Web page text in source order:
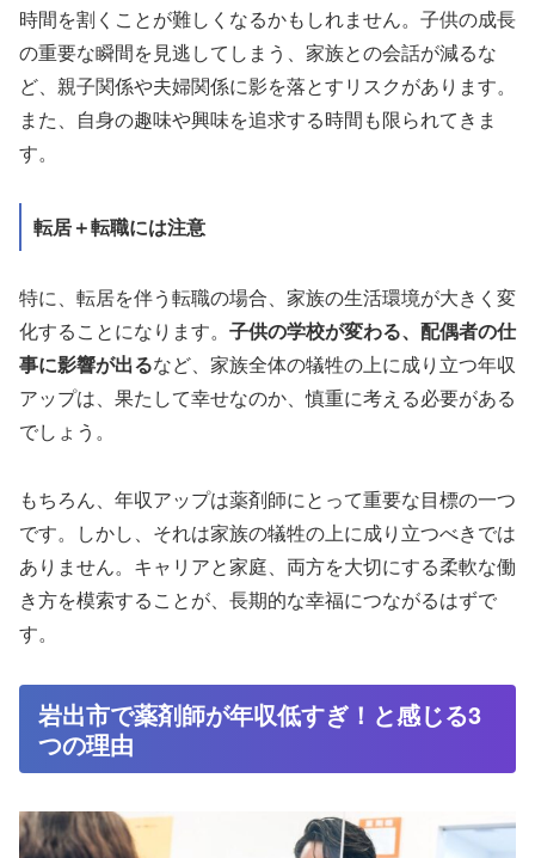
時間を割くことが難しくなるかもしれません。子供の成長
の重要な瞬間を見逃してしまう、家族との会話が減るな
ど、親子関係や夫婦関係に影を落とすリスクがあります。
また、自身の趣味や興味を追求する時間も限られてきま
す。
転居＋転職には注意
特に、転居を伴う転職の場合、家族の生活環境が大きく変
化することになります。 子供の学校が変わる、配偶者の仕
事に影響が出るなど、家族全体の犠牲の上に成り立つ年収
アップは、果たして幸せなのか、慎重に考える必要がある
でしょう。
もちろん、年収アップは薬剤師にとって重要な目標の一つ
です。しかし、それは家族の犠牲の上に成り立つべきでは
ありません。キャリアと家庭、両方を大切にする柔軟な働
き方を模索することが、長期的な幸福につながるはずで
す。
岩出市で薬剤師が年収低すぎ！と感じる3
つの理由